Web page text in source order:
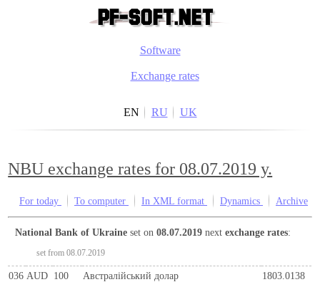
Software
Exchange rates
EN RU UK
NBU exchange rates for 08.07.2019 y.
For today To computer In XML format Dynamics Archive
National Bank of Ukraine set on08.07.2019 nextexchange rates:
set from 08.07.2019
036 AUD 100 Австралійський долар
1803.0138